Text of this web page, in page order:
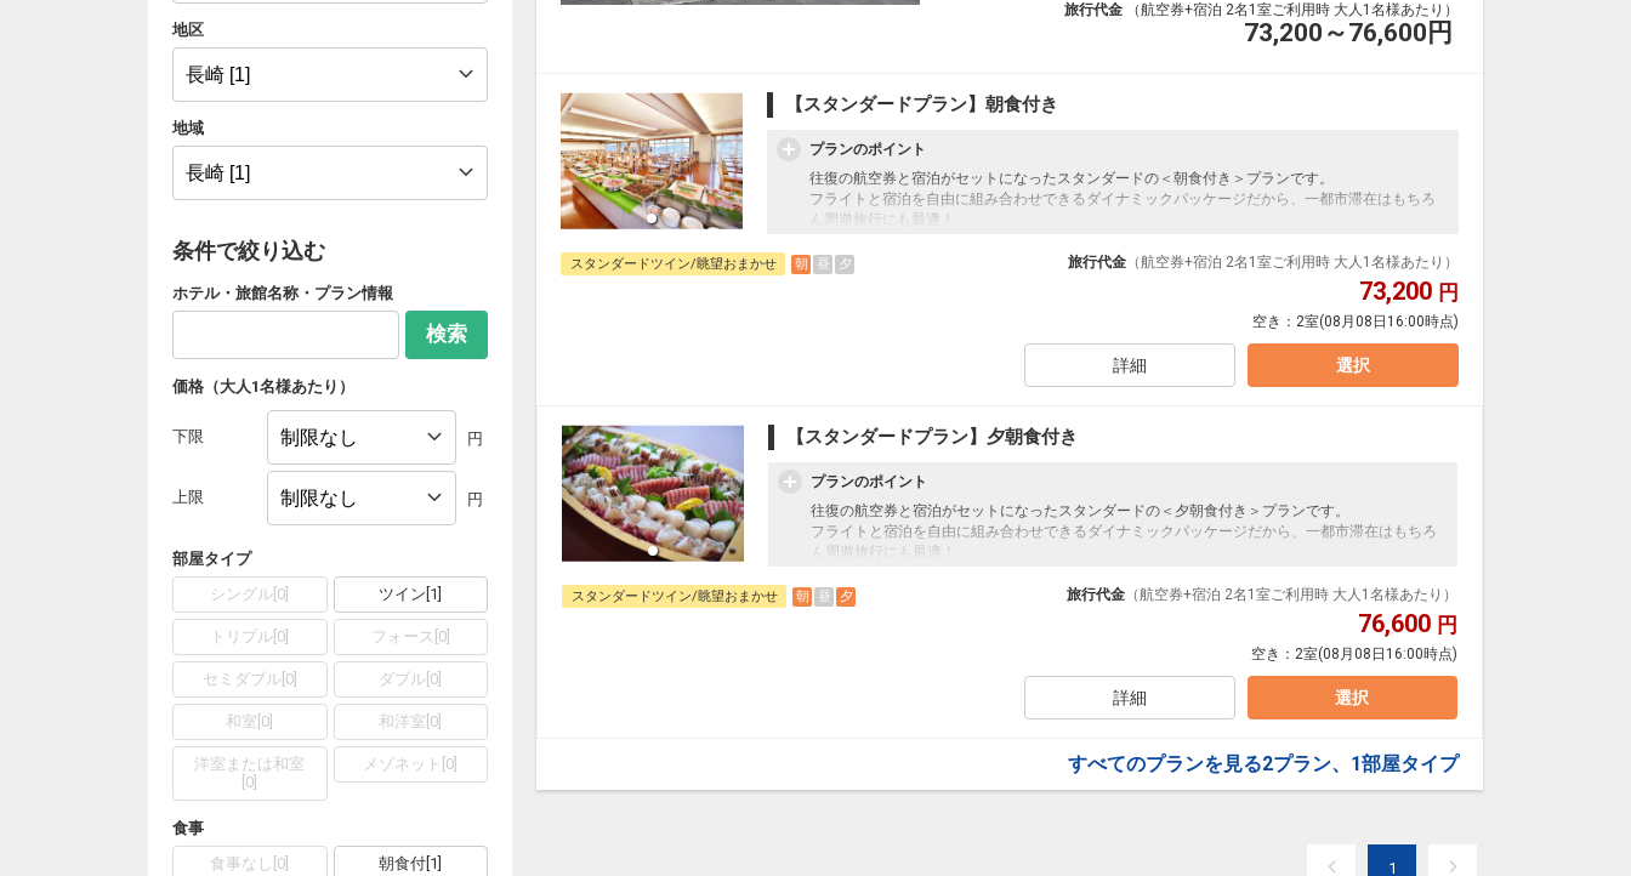
地区
地域
条件で絞り込む
ホテル・旅館名称・プラン情報
検索
価格（大人1名様あたり）
下限 円
上限 円
部屋タイプ
シングル 0 ツイン 1
トリプル 0 フォース 0]
セミダブル[ 0] ダブル 0
和室 0 和洋室 0
洋室または和室
0
メゾネット 0
食事
食事なし 0 朝食付 1
旅行代金 （航空券+宿泊 2名1室ご利用時 大人1名様あたり）
73,200～76,600 円
【スタンダードプラン】朝食付き
プランのポイント
往復の航空券と宿泊がセットになったスタンダードの＜朝食付き＞プランです。
フライトと宿泊を自由に組み合わせできるダイナミックパッケージだから、一都市滞在はもちろ
ん周遊旅行にも最適！
JALマイレージ会員の方にはフライトマイルが50%貯まります。
地元長崎の郷土料理や定番メニューが並ぶ25品以上の和洋バイキング形式です。
長崎皿うどん、五島うどん、島原ひょっつるなど長崎ならではの郷土の料理が人気です。
ゆったりとした浴槽と洗い場を備えた、シティホテルとしては本格的な大浴場です。
団体専用貸切大浴場は完全予約制となります。
■送迎のご案内
JR長崎駅とホテル間で無料の送迎バスが運行しています。
運航時間や乗車場所などは、直接ホテルヘお問い合わせください
■施設使用料のご案内
添い寝幼児（1～5歳の未就学児）は、現地にて施設使用料がかります。お1人様1泊あたり1,100円
スタンダードツイン/眺望おまかせ 朝 昼 夕 旅行代金 （航空券+宿泊 2名1室ご利用時 大人1名様あたり）
73,200 円
空き： 2室(08月08日16:00時点)
詳細 選択
【スタンダードプラン】夕朝食付き
プランのポイント
往復の航空券と宿泊がセットになったスタンダードの＜夕朝食付き＞プランです。
フライトと宿泊を自由に組み合わせできるダイナミックパッケージだから、一都市滞在はもちろ
ん周遊旅行にも最適！
JALマイレージ会員の方にはフライトマイルが50%貯まります。
3階のバイキングレストラン「サンライズ」で提供される和洋中のバイキングとなります。
長崎の郷土料理や、新鮮な海の幸・山の幸など、50種類以上の豊富なバラエティメニューが人気
□時間：18:00～21:00/最終受付は20:00
地元長崎の郷土料理や定番メニューが並ぶ25品以上の和洋バイキング形式です。
スタンダードツイン/眺望おまかせ 朝 昼 夕 旅行代金 （航空券+宿泊 2名1室ご利用時 大人1名様あたり）
76,600 円
空き： 2室(08月08日16:00時点)
詳細 選択
すべてのプランを見る2プラン、1部屋タイプ
1